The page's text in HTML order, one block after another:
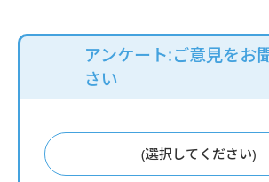
アンケート:ご意見をお
さい
(選択してください)